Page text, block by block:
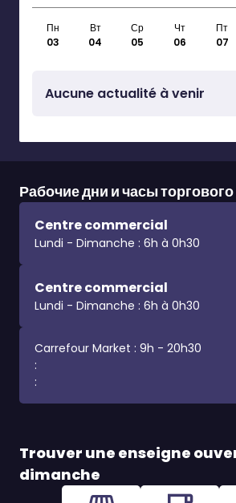
Пн
03
Вт
04
Ср
05
Чт
06
Пт
07
Aucune actualité à venir
Рабочие дни и часы
Centre commercial
Lundi - Dimanche : 6h à 0h30
Centre commercial
Lundi - Dimanche : 6h à 0h30
Carrefour Market : 9h - 20h30
:
:
Trouver une enseigne
dimanche